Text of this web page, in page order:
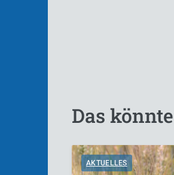
Das
AKTUELLES